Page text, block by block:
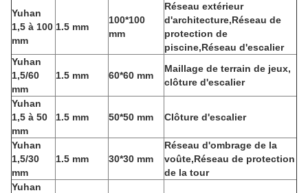
Yuhan
1,5 à 100
mm
1.5 mm
100*100
mm
Réseau extérieur
d'architecture,Réseau de
protection de
piscine,Réseau d'escalier
Yuhan
1,5/60
mm
1.5 mm 60*60 mm
Maillage de terrain de jeux,
clôture d'escalier
Yuhan
1,5 à 50
mm
1.5 mm 50*50 mm Clôture d'escalier
Yuhan
1,5/30
mm
1.5 mm 30*30 mm
Réseau d'ombrage de la
voûte,Réseau de protection
de la tour
Yuhan